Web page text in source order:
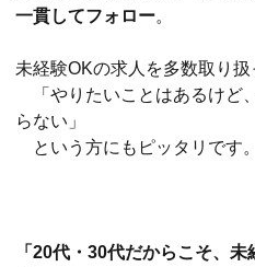
一貫してフォロー。
未経験OKの求人を多数取り扱
「やりたいことはあるけど
らない」
という方にもピッタリです。
「20代・30代だからこそ、